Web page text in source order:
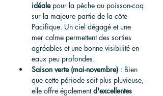
idéale pour la pêche au poisson-coq
sur la majeure partie de la côte
Pacifique. Un ciel dégagé et une
mer calme permettent des sorties
agréables et une bonne visibilité en
eaux peu profondes.
Saison verte (mai-novembre) : Bien
que cette période soit plus pluvieuse,
elle offre également d'excellentes